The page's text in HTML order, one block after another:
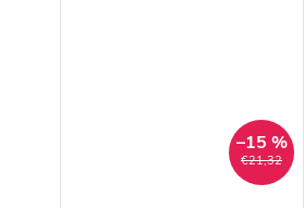
€21,32
–15 %